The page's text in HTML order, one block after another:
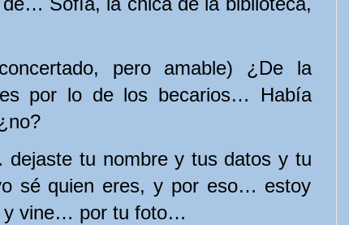
pero amable) ¿De la
por lo de los becarios… Había
tu nombre y tus datos y tu
sé quien eres, y por eso… estoy
vine… por tu foto…